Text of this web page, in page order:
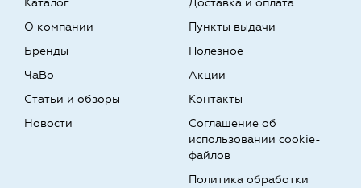
Каталог
О компании
Бренды
Доставка и оплата
Пункты выдачи
Полезное
ЧаВо
Статьи и обзоры
Новости
Акции
Контакты
Соглашение об
использовании cookie-
файлов
Политика обработки